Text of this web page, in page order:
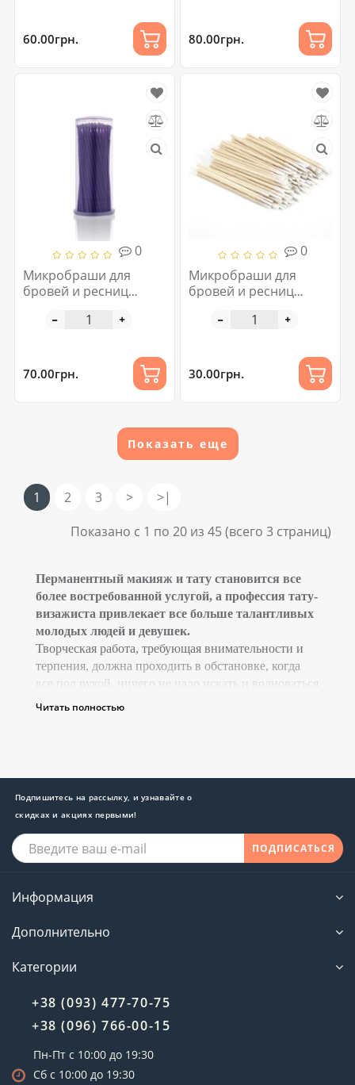
60.00грн. 80.00грн.
0
Микробраши для
бровей и ресниц
70.00грн.
0
Микробраши для
бровей и ресниц
30.00грн.
Показать еще
1 2 3 >
>|
Показано с 1 по 20 из 45 (всего 3 страниц)
Перманентный макияж и тату становится все
более востребованной услугой, а профессия тату-
визажиста привлекает все больше талантливых
молодых людей и девушек.
Творческая работа, требующая внимательности и
терпения, должна проходить в обстановке, когда
все под рукой, ничего не надо искать и волноваться
об используемых материалах и аксессуарах.
предметов, минимальный набор:
представлены на нашем сайте
стерильные иглы для нанесения контура и
растушевки, а также колпачки к ним
трафареты, линейки-трафареты,
тренировочные коврики, маркеры, наборы
Читать полностью
Подпишитесь на рассылку, и узнавайте о
скидках и акциях первыми!
ПОДПИСАТЬСЯ
Информация
Дополнительно
Категории
+38 (093) 477-70-75
+38 (096) 766-00-15
Пн-Пт с 10:00 до 19:30
Сб с 10:00 до 19:30